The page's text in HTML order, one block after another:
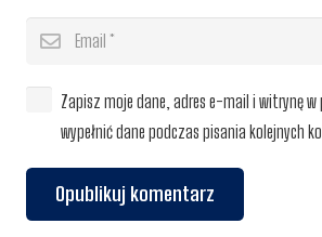
Zapisz moje dane, adres e-mail i witrynę w
wypełnić dane podczas pisania kolejnych
Opublikuj komentarz